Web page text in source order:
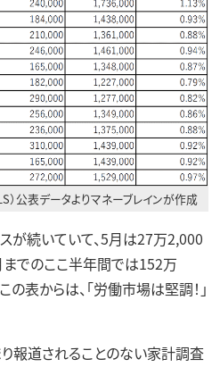
）公表データよりマネーブレインが作成
が続いていて、5月は27万2,000
でのここ半年間では152万
表からは、「労働市場は堅調！」
報道されることのない家計調査